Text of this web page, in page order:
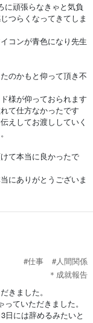
に頑張らなきゃと気負
つらくなってきてしま
コンが青色になり先生
のかもと仰って頂き不
様が仰っておられます
て仕方なかったです
えしてお渡ししていく
て本当に良かったで
にありがとうございま
#仕事
#人間関係
＊成就報告
きました。
ていただきました。
日には辞めるみたいと